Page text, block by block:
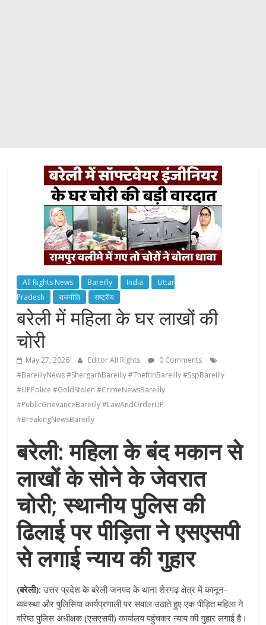
All Rights News Bareilly India
Uttar
Pradesh
राजनीति राष्ट्रीय
बरेली में महिला के घर लाखों की
चोरी
May 27, 2026 Editor All Rights
0 Comments
#BareillyNews #ShergarhBareilly #TheftInBareilly #SspBareilly
#UPPolice #GoldStolen #CrimeNewsBareilly
#PublicGrievanceBareilly #LawAndOrderUP
#BreakingNewsBareilly
बरेली: महिला के बंद मकान से
लाखों के सोने के जेवरात
चोरी; स्थानीय पुलिस की
ढिलाई पर पीड़िता ने एसएसपी
से लगाई न्याय की गुहार
(बरेली): उत्तर प्रदेश के बरेली जनपद के थाना शेरगढ़ क्षेत्र में कानून-
व्यवस्था और पुलिसिया कार्यप्रणाली पर सवाल उठाते हुए एक पीड़ित महिला ने
वरिष्ठ पुलिस अधीक्षक (एसएसपी) कार्यालय पहुंचकर न्याय की गुहार लगाई है।